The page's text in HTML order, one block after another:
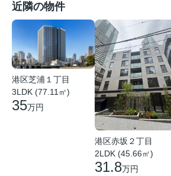
近隣の物件
港区芝浦１丁目
3LDK (77.11㎡)
35万円
港区赤坂２丁目
2LDK (45.66㎡)
31.8万円